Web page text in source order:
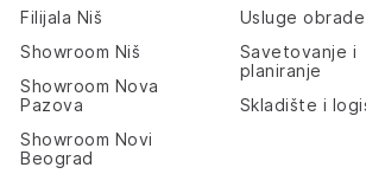
Filijala Niš
Showroom Niš
Showroom Nova
Pazova
Showroom Novi
Beograd
Usluge obrade
Savetovanje i
planiranje
Skladište i